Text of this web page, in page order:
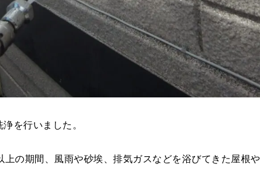
を行いました。
の期間、風雨や砂埃、排気ガスなどを浴びてきた屋根